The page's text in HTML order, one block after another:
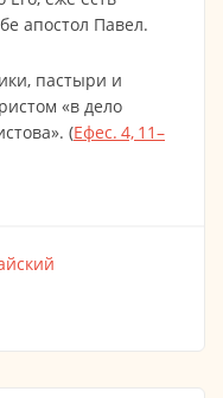
апостол Павел.
пастыри и
«в дело
(Ефес. 4, 11–